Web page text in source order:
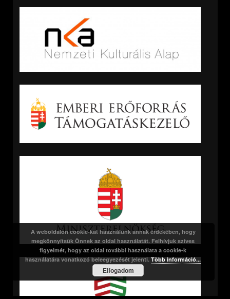
A weboldalon cookie-kat használunk annak érdekében, hogy
megkönnyítsük Önnek az oldal használatát. Felhívjuk szíves
figyelmét, hogy az oldal további használata a cookie-k
használatára vonatkozó beleegyezését jelenti.Több információ...
Elfogadom